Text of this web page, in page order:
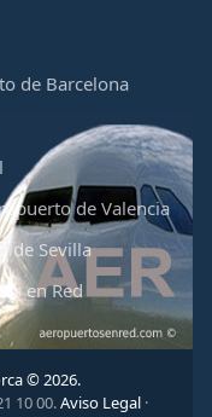
de Barcelona
de Valencia
de Sevilla
en Red
© 2026.
10 00.Aviso Legal·